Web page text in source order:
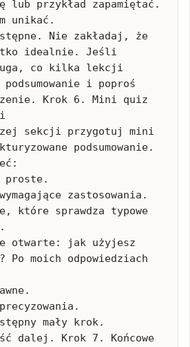
lub przykład zapamiętać.
unikać.
Nie zakładaj, że
idealnie. Jeśli
co kilka lekcji
i poproś
Krok 6. Mini quiz
sekcji przygotuj mini
podsumowanie.
proste.
zastosowania.
które sprawdza typowe
otwarte: jak użyjesz
Po moich odpowiedziach
mały krok.
dalej. Krok 7. Końcowe